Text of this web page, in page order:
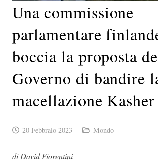
Una commissione
parlamentare
boccia la proposta
Governo di bandire
macellazione Kasher
20 Febbraio 2023 Mondo
di David Fiorentini